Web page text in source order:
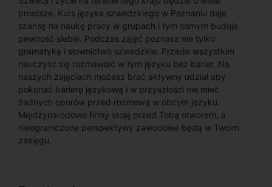
prostsze. Kurs języka szwedzkiego w Poznaniu daje
szansę na naukę pracy w grupach i tym samym buduje
pewność siebie. Podczas zajęć poznasz nie tylko
gramatykę i słownictwo szwedzkie. Przede wszystkim
nauczysz się rozmawiać w tym języku bez barier. Na
naszych zajęciach możesz brać aktywny udział aby
pokonać barierę językową i w przyszłości nie mieć
żadnych oporów przed rozmową w obcym języku.
Międzynarodowe firmy stoją przed Tobą otworem, a
nieograniczone perspektywy zawodowe będą w Twoim
zasięgu.